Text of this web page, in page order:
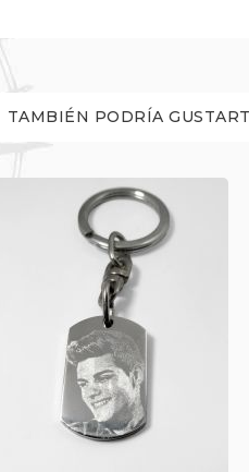
TAMBIÉN PODRÍA